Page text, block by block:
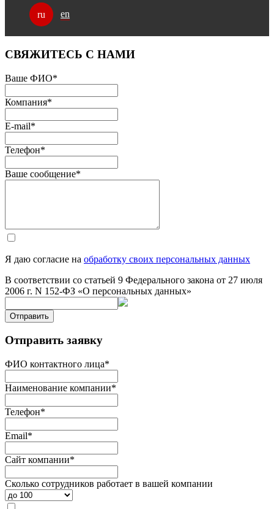
ru en
СВЯЖИТЕСЬ С НАМИ
Ваше ФИО*
Компания*
E-mail*
Телефон*
Ваше сообщение*
Я даю согласие на обработку своих персональных данных
В соответствии со статьей 9 Федерального закона от 27 июля
2006 г. N 152-ФЗ «О персональных данных»
Отправить
Отправить заявку
ФИО контактного лица*
Наименование компании*
Телефон*
Email*
Сайт компании*
Сколько сотрудников работает в вашей компании